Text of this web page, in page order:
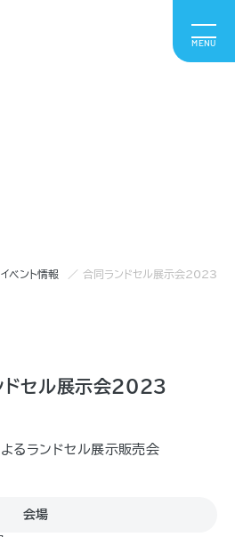
イベント情報 合同ランドセル展示会2023
ドセル展示会2023
るランドセル展示販売会
会場